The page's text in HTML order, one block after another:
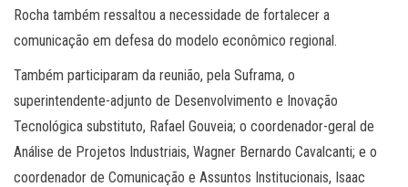
Rocha também ressaltou a necessidade de fortalecer a
comunicação em defesa do modelo econômico regional.
Também participaram da reunião, pela Suframa, o
superintendente-adjunto de Desenvolvimento e Inovação
Tecnológica substituto, Rafael Gouveia; o coordenador-geral de
Análise de Projetos Industriais, Wagner Bernardo Cavalcanti; e o
coordenador de Comunicação e Assuntos Institucionais, Isaac